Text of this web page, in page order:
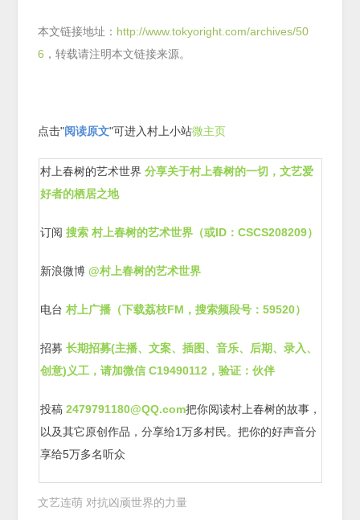
本文链接地址： http://www.tokyoright.com/archives/50
6 ，转载请注明本文链接来源。
点击"阅读原文"可进入村上小站微主页
村上春树的艺术世界 分享关于村上春树的一切，文艺爱
好者的栖居之地
订阅 搜索 村上春树的艺术世界（或ID：CSCS208209）
新浪微博 @村上春树的艺术世界
电台 村上广播（下载荔枝FM，搜索频段号：59520）
招募 长期招募(主播、文案、插图、音乐、后期、录入、
创意)义工，请加微信 C19490112，验证：伙伴
投稿 2479791180@QQ.com把你阅读村上春树的故事，
以及其它原创作品，分享给1万多村民。把你的好声音分
享给5万多名听众
文艺连萌 对抗凶顽世界的力量